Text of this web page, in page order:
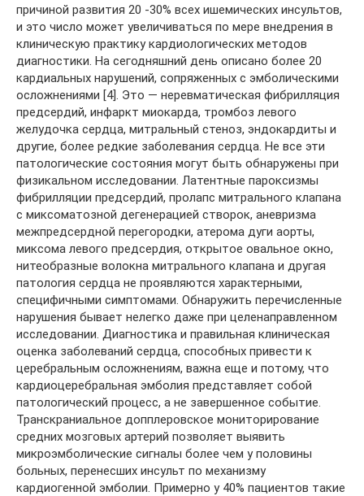
причиной развития 20 -30% всех ишемических инсультов,
и это число может увеличиваться по мере внедрения в
клиническую практику кардиологических методов
диагностики. На сегодняшний день описано более 20
кардиальных нарушений, сопряженных с эмболическими
осложнениями [4]. Это — неревматическая фибрилляция
предсердий, инфаркт миокарда, тромбоз левого
желудочка сердца, митральный стеноз, эндокардиты и
другие, более редкие заболевания сердца. Не все эти
патологические состояния могут быть обнаружены при
физикальном исследовании. Латентные пароксизмы
фибрилляции предсердий, пролапс митрального клапана
с миксоматозной дегенерацией створок, аневризма
межпредсердной перегородки, атерома дуги аорты,
миксома левого предсердия, открытое овальное окно,
нитеобразные волокна митрального клапана и другая
патология сердца не проявляются характерными,
специфичными симптомами. Обнаружить перечисленные
нарушения бывает нелегко даже при целенаправленном
исследовании. Диагностика и правильная клиническая
оценка заболеваний сердца, способных привести к
церебральным осложнениям, важна еще и потому, что
кардиоцеребральная эмболия представляет собой
патологический процесс, а не завершенное событие.
Транскраниальное допплеровское мониторирование
средних мозговых артерий позволяет выявить
микроэмболические сигналы более чем у половины
больных, перенесших инсульт по механизму
кардиогенной эмболии. Примерно у 40% пациентов такие